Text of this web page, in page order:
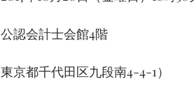
公認会計士会館4階
千代田区九段南4-4-1）